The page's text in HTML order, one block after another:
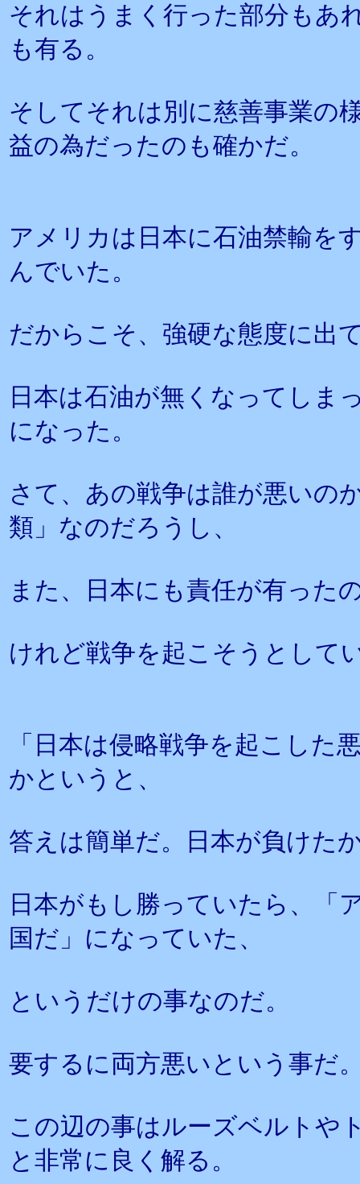
それはうまく行った部分もあ
も有る。
そしてそれは別に慈善事業の
益の為だったのも確かだ。
アメリカは日本に石油禁輸を
んでいた。
だからこそ、強硬な態度に出
日本は石油が無くなってしま
になった。
さて、あの戦争は誰が悪いの
類」なのだろうし、
また、日本にも責任が有った
けれど戦争を起こそうとして
「日本は侵略戦争を起こした
かというと、
答えは簡単だ。日本が負けた
日本がもし勝っていたら、「
国だ」になっていた、
というだけの事なのだ。
要するに両方悪いという事だ
この辺の事はルーズベルトや
と非常に良く解る。